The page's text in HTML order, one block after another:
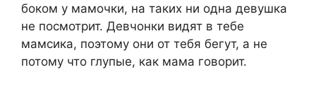
боком у мамочки, на таких ни одна девушка
не посмотрит. Девчонки видят в тебе
мамсика, поэтому они от тебя бегут, а не
потому что глупые, как мама говорит.